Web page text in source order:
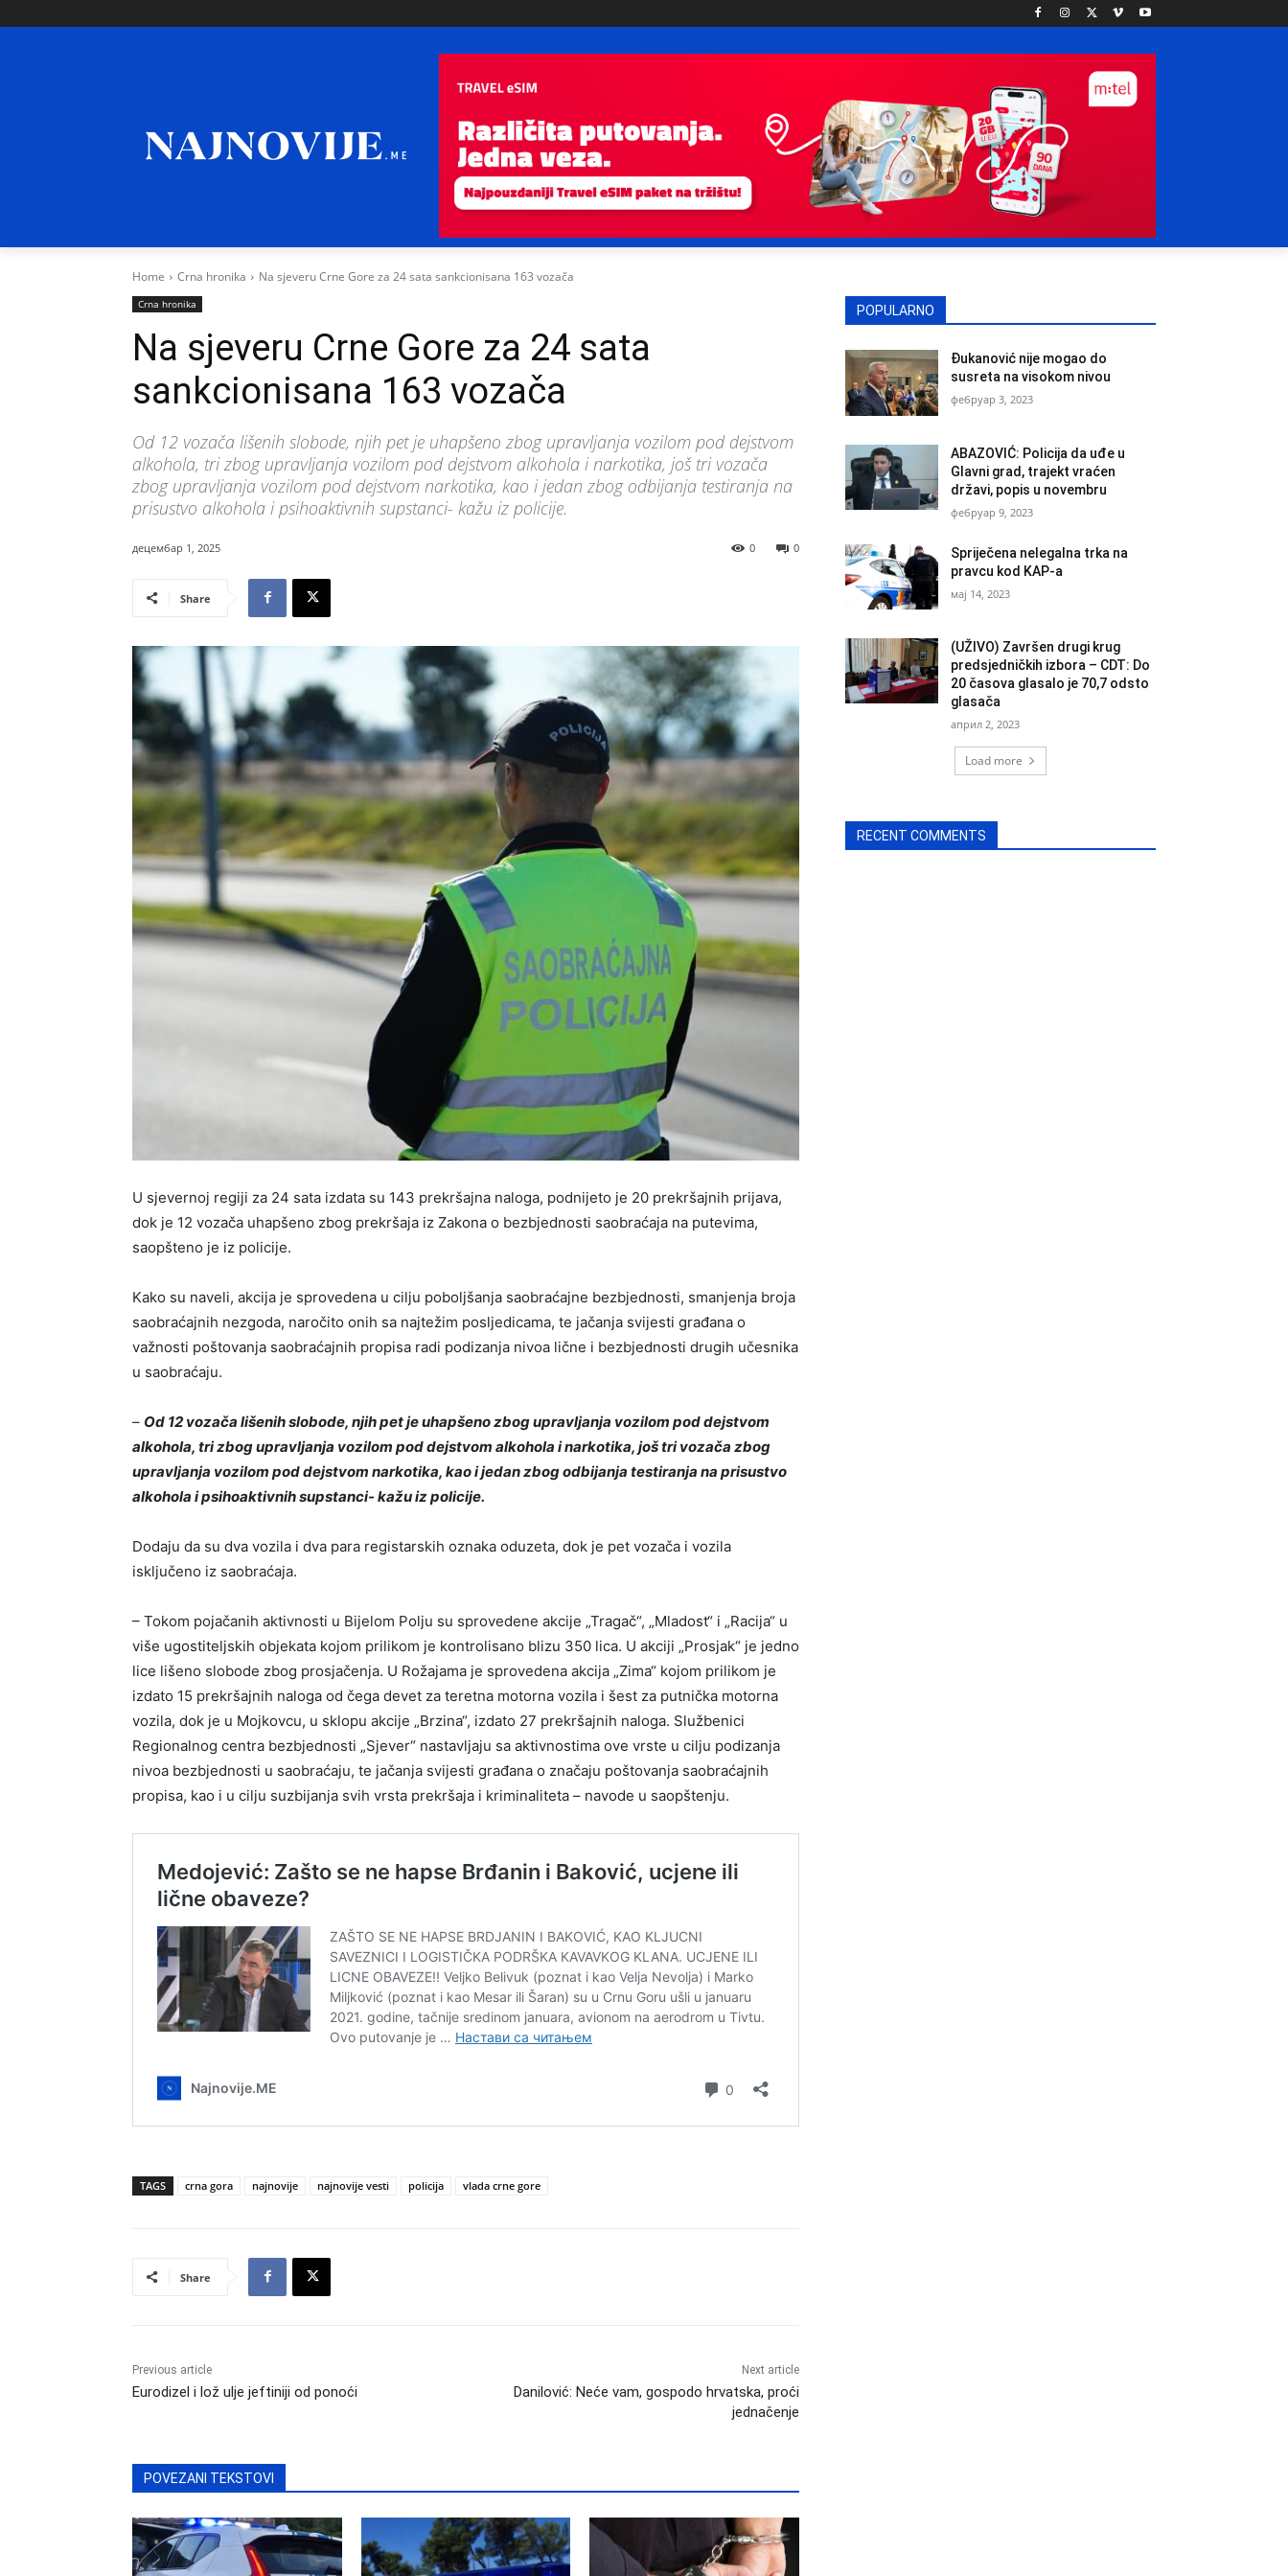
Home Crna hronika Na sjeveru Crne Gore za 24 sata sankcionisana 163 vozača
Crna hronika
Na sjeveru Crne Gore za 24 sata
sankcionisana 163 vozača
Od 12 vozača lišenih slobode, njih pet je uhapšeno zbog upravljanja vozilom pod dejstvom
alkohola, tri zbog upravljanja vozilom pod dejstvom alkohola i narkotika, još tri vozača
zbog upravljanja vozilom pod dejstvom narkotika, kao i jedan zbog odbijanja testiranja na
prisustvo alkohola i psihoaktivnih supstanci- kažu iz policije.
децембар 1, 2025 0
0
Share
U sjevernoj regiji za 24 sata izdata su 143 prekršajna naloga, podnijeto je 20 prekršajnih prijava,
dok je 12 vozača uhapšeno zbog prekršaja iz Zakona o bezbjednosti saobraćaja na putevima,
saopšteno je iz policije.
Kako su naveli, akcija je sprovedena u cilju poboljšanja saobraćajne bezbjednosti, smanjenja broja
saobraćajnih nezgoda, naročito onih sa najtežim posljedicama, te jačanja svijesti građana o
važnosti poštovanja saobraćajnih propisa radi podizanja nivoa lične i bezbjednosti drugih učesnika
u saobraćaju.
– Od 12 vozača lišenih slobode, njih pet je uhapšeno zbog upravljanja vozilom pod dejstvom
alkohola, tri zbog upravljanja vozilom pod dejstvom alkohola i narkotika, još tri vozača zbog
upravljanja vozilom pod dejstvom narkotika, kao i jedan zbog odbijanja testiranja na prisustvo
alkohola i psihoaktivnih supstanci- kažu iz policije.
Dodaju da su dva vozila i dva para registarskih oznaka oduzeta, dok je pet vozača i vozila
isključeno iz saobraćaja.
– Tokom pojačanih aktivnosti u Bijelom Polju su sprovedene akcije „Tragač“, „Mladost“ i „Racija“ u
više ugostiteljskih objekata kojom prilikom je kontrolisano blizu 350 lica. U akciji „Prosjak“ je jedno
lice lišeno slobode zbog prosjačenja. U Rožajama je sprovedena akcija „Zima“ kojom prilikom je
izdato 15 prekršajnih naloga od čega devet za teretna motorna vozila i šest za putnička motorna
vozila, dok je u Mojkovcu, u sklopu akcije „Brzina“, izdato 27 prekršajnih naloga. Službenici
Regionalnog centra bezbjednosti „Sjever“ nastavljaju sa aktivnostima ove vrste u cilju podizanja
nivoa bezbjednosti u saobraćaju, te jačanja svijesti građana o značaju poštovanja saobraćajnih
propisa, kao i u cilju suzbijanja svih vrsta prekršaja i kriminaliteta – navode u saopštenju.
TAGS crna gora najnovije najnovije vesti policija vlada crne gore
Share
Previous article
Eurodizel i lož ulje jeftiniji od ponoći
Next article
Danilović: Neće vam, gospodo hrvatska, proći
jednačenje
POVEZANI TEKSTOVI
POPULARNO
Đukanović nije mogao do
susreta na visokom nivou
фебруар 3, 2023
ABAZOVIĆ: Policija da uđe u
Glavni grad, trajekt vraćen
državi, popis u novembru
фебруар 9, 2023
Spriječena nelegalna trka na
pravcu kod KAP-a
мај 14, 2023
(UŽIVO) Završen drugi krug
predsjedničkih izbora – CDT: Do
20 časova glasalo je 70,7 odsto
glasača
април 2, 2023
Load more
RECENT COMMENTS